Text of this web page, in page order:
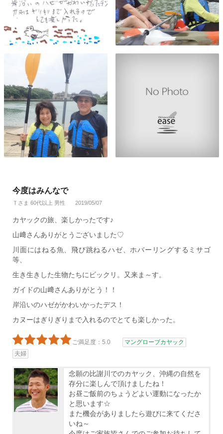
今度はみんなで
Ｔさま 60代以上 男性 2019/05/07
カヤックの旅、楽しかったです♪
山﨑さんありがとうございました♡
川面にはねる魚、飛び跳ねるハゼ、ホバーリングするミサゴ
等、
生き生きした生物たちにビックリ。又来ま～す。
ガイドの山﨑さんありがとう！！
岸沿いのハゼがかわいかったデス！
カヌーはぎりぎりまで入れるのでとても楽しかった。
ご満足度：5.0
マングローブカヤック
夫婦
念願の比謝川でのカヤック、沖縄の自然を
存分に楽しんで頂けましたね！
お昼ご飯前のちょうどよい運動になったか
と思います☆
また機会がありましたら遊びに来てくださ
いね～